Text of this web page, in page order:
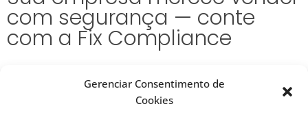
Gerenciar Consentimento de
Cookies
com segurança — conte
com a Fix Compliance
riscos de inadimplência e garantir segurança nas suas
operações de venda, fale com a Fix Compliance. Nossa